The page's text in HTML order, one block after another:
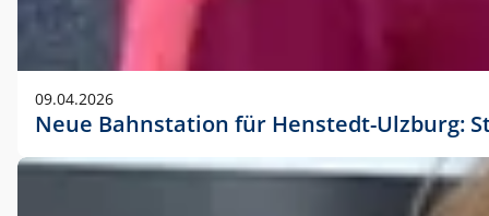
09.04.2026
Neue Bahnstation für Henstedt-Ulzburg: